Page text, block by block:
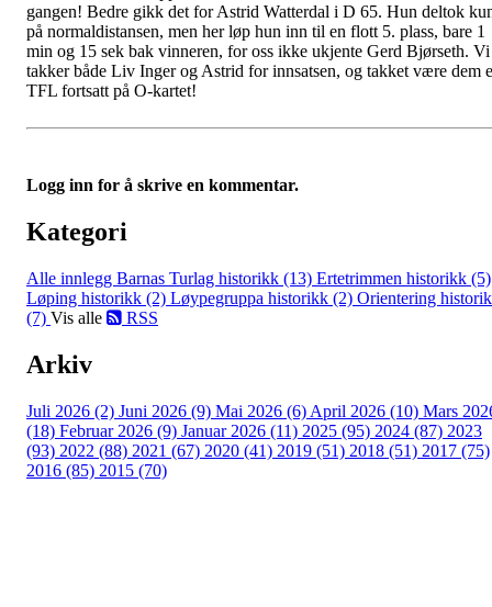
gangen! Bedre gikk det for Astrid Watterdal i D 65. Hun deltok
på normaldistansen, men her løp hun inn til en flott 5. plass, bare 1
min og 15 sek bak vinneren, for oss ikke ukjente Gerd Bjørseth. Vi
takker både Liv Inger og Astrid for innsatsen, og takket være dem
TFL fortsatt på O-kartet!
Logg inn for å skrive en kommentar.
Kategori
Alle innlegg Barnas Turlag historikk (13) Ertetrimmen historikk (5)
Løping historikk (2) Løypegruppa historikk (2) Orientering
(7) Vis alle RSS
Arkiv
Juli 2026 (2) Juni 2026 (9) Mai 2026 (6) April 2026 (10) Mars
(18) Februar 2026 (9) Januar 2026 (11) 2025 (95) 2024 (87) 2023
(93) 2022 (88) 2021 (67) 2020 (41) 2019 (51) 2018 (51) 2017 (75)
2016 (85) 2015 (70)